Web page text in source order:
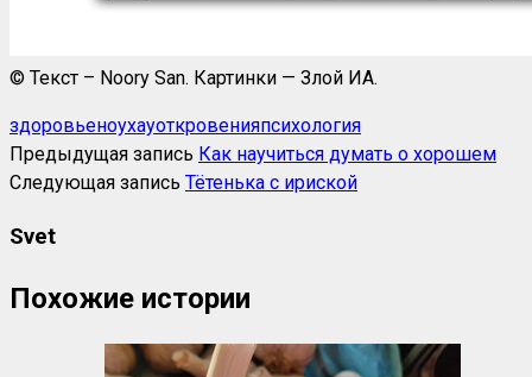
© Текст – Noory San. Картинки — Злой ИА.
здоровьеноухауоткровенияпсихология
Предыдущая запись Как научиться думать о хорошем
Следующая запись Тётенька с ириской
Svet
Похожие истории